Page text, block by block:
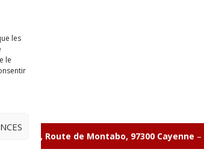
les
le
Charlery, Route de Montabo, 97300 Cayenne –